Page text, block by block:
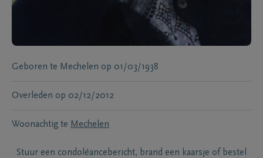
Geboren te Mechelen op 01/03/1938
Overleden op 02/12/2012
Woonachtig te Mechelen
Stuur een condoléancebericht, brand een kaarsje of bestel